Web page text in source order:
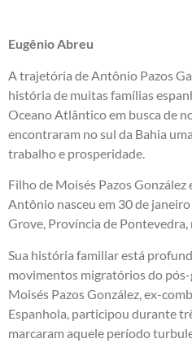
Eugênio Abreu
A trajetória de Antônio Pazos
história de muitas famílias
Oceano Atlântico em busca de
encontraram no sul da Bahia
trabalho e prosperidade.
Filho de Moisés Pazos
Antônio nasceu em 30 de
Grove, Província de Pontevedra,
Sua história familiar está
movimentos migratórios do pós-
Moisés Pazos González, ex-
Espanhola, participou durante
marcaram aquele período